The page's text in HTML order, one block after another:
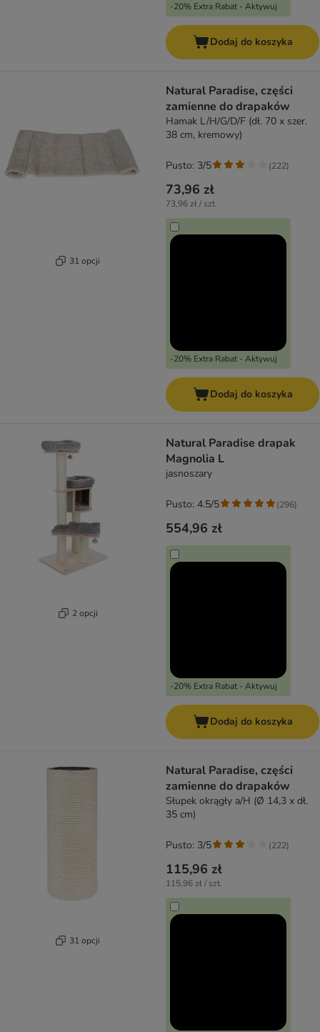
-20% Extra Rabat - Aktywuj
Dodaj do koszyka
31 opcji
Natural Paradise, części
zamienne do drapaków
Hamak L/H/G/D/F (dł. 70 x szer.
38 cm, kremowy)
73,96 zł
73,96 zł / szt.
-20% Extra Rabat - Aktywuj
Pusto: 3/5 (222)
Dodaj do koszyka
2 opcji
Natural Paradise drapak
Magnolia L
jasnoszary
554,96 zł
-20% Extra Rabat - Aktywuj
Pusto: 4.5/5 (296)
Dodaj do koszyka
31 opcji
Natural Paradise, części
zamienne do drapaków
Słupek okrągły a/H (Ø 14,3 x dł.
35 cm)
115,96 zł
115,96 zł / szt.
Pusto: 3/5 (222)